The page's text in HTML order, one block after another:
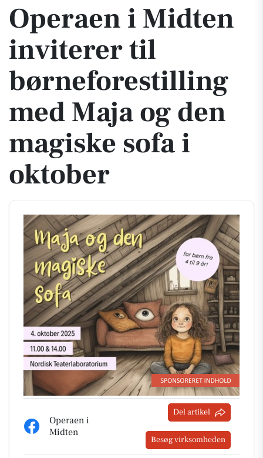
Operaen i Midten
inviterer til
børneforestilling
med Maja og den
magiske sofa i
oktober
Operaen i
Midten
Del artikel
Besøg virksomheden